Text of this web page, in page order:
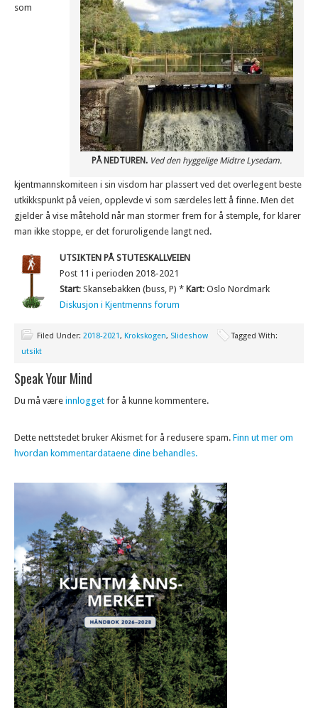
PÅ NEDTUREN. Ved den hyggelige Midtre Lysedam.
som
kjentmannskomiteen i sin visdom har plassert ved det overlegent beste
utkikkspunkt på veien, opplevde vi som særdeles lett å finne. Men det
gjelder å vise måtehold når man stormer frem for å stemple, for klarer
man ikke stoppe, er det foruroligende langt ned.
UTSIKTEN PÅ STUTESKALLVEIEN
Post 11 i perioden 2018-2021
Start: Skansebakken (buss, P) * Kart: Oslo Nordmark
Diskusjon i Kjentmenns forum
Filed Under: 2018-2021, Krokskogen, Slideshow
Tagged With:
utsikt
Speak Your Mind
Du må være innlogget for å kunne kommentere.
Dette nettstedet bruker Akismet for å redusere spam. Finn ut mer om
hvordan kommentardataene dine behandles.